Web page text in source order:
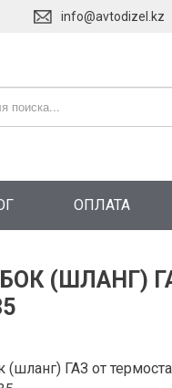
info@avtodizel.kz
ОПЛАТА
(ШЛАНГ)